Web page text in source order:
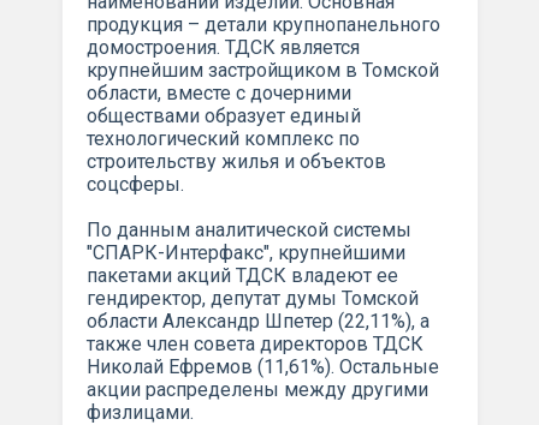
продукция – детали крупнопанельного
домостроения. ТДСК является
крупнейшим застройщиком в Томской
области, вместе с дочерними
обществами образует единый
технологический комплекс по
строительству жилья и объектов
соцсферы.
По данным аналитической системы
"СПАРК-Интерфакс", крупнейшими
пакетами акций ТДСК владеют ее
гендиректор, депутат думы Томской
области Александр Шпетер (22,11%), а
также член совета директоров ТДСК
Николай Ефремов (11,61%). Остальные
акции распределены между другими
физлицами.